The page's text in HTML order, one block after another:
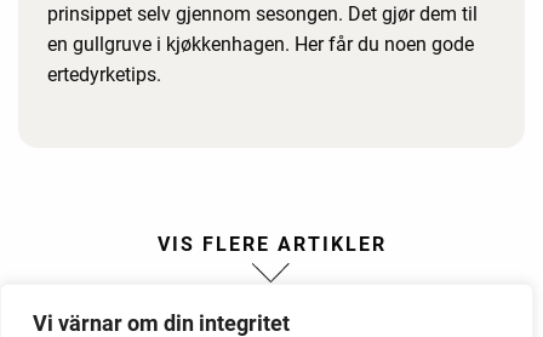
Vi värnar om din integritet
prinsippet selv gjennom sesongen. Det gjør dem til
en gullgruve i kjøkkenhagen. Her får du noen gode
ertedyrketips.